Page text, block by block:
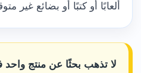
ألعابًا أو كتبًا أو بضائع غير
لا تذهب بحثًا عن منتج